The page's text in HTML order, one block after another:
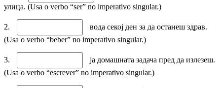
улица. (Usa o verbo “ser” no imperativo singular.)
2.
вода секој ден за да останеш здрав.
(Usa o verbo “beber” no imperativo singular.)
3.
ја домашната задача пред да излезеш.
(Usa o verbo “escrever” no imperativo singular.)